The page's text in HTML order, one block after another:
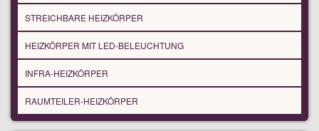
STREICHBARE HEIZKÖRPER
HEIZKÖRPER MIT LED-BELEUCHTUNG
INFRA-HEIZKÖRPER
RAUMTEILER-HEIZKÖRPER